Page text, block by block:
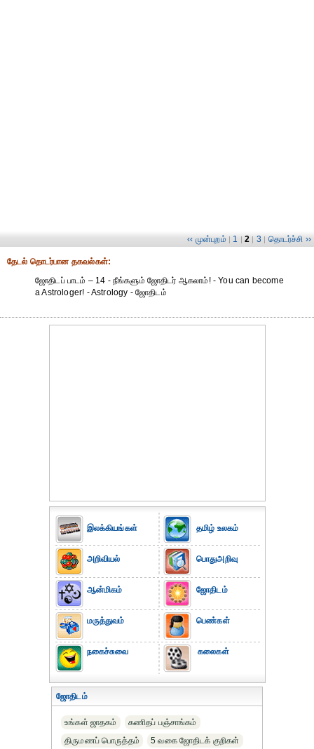
‹‹ முன்புறம் | 1 | 2 | 3 | தொடர்ச்சி ››
தேட‌ல் தொட‌ர்பான தகவ‌ல்க‌ள்:
ஜோதிடப் பாடம் – 14 - நீங்களும் ஜோதிடர் ஆகலாம்! - You can become
a Astrologer! - Astrology - ஜோதிடம்
இலக்கியங்கள்
அறிவியல்
ஆன்மிகம்
மருத்துவம்
நகைச்சுவை
தமிழ் உலகம்
பொதுஅறிவு
ஜோதிடம்
பெண்கள்
கலைகள்
ஜோதிடம்
உங்கள் ஜாதகம்
கணிதப் பஞ்சாங்கம்
திருமணப் பொருத்தம்
5 வகை ஜோதிடக் குறிகள்